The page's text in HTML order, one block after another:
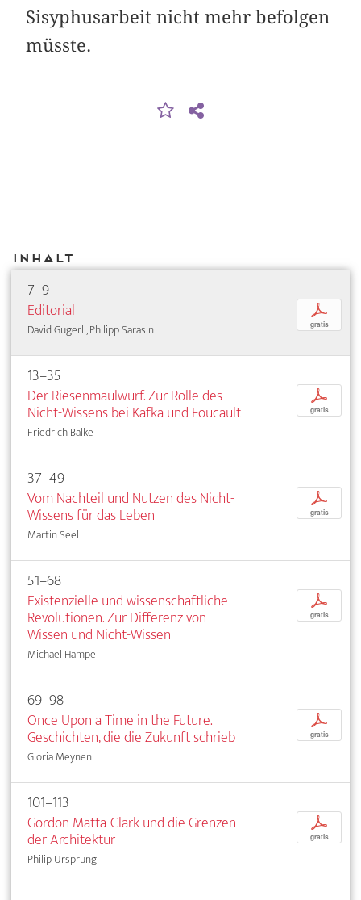
Sisyphusarbeit nicht mehr befolgen
müsste.
Inhalt
7–9
Editorial
David Gugerli, Philipp Sarasin
p
gratis
13–35
Der Riesenmaulwurf. Zur Rolle des
Nicht-Wissens bei Kafka und Foucault
Friedrich Balke
p
gratis
37–49
Vom Nachteil und Nutzen des Nicht-
Wissens für das Leben
Martin Seel
p
gratis
51–68
Existenzielle und wissenschaftliche
Revolutionen. Zur Differenz von
Wissen und Nicht-Wissen
Michael Hampe
p
gratis
69–98
Once Upon a Time in the Future.
Geschichten, die die Zukunft schrieb
Gloria Meynen
p
gratis
101–113
Gordon Matta-Clark und die Grenzen
der Architektur
Philip Ursprung
p
gratis